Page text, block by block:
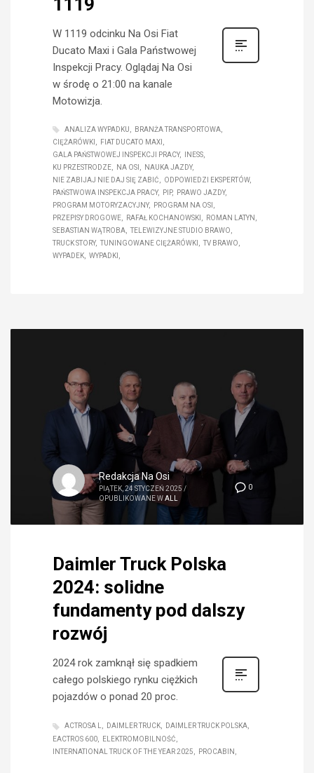
W 1119 odcinku Na Osi Fiat
Ducato Maxi i Gala Państwowej
Inspekcji Pracy. Oglądaj Na Osi
w środę o 21:00 na kanale
Motowizja.
ANALIZA WYPADKU
BRANŻA TRANSPORTOWA
CIĘŻARÓWKI
FIAT DUCATO MAXI
GALA PAŃSTWOWEJ INSPEKCJI PRACY
INESS
KU PRZESTRODZE
NA OSI
NAUKA JAZDY
NIE ZABIJAJ NIE DAJ SIĘ ZABIĆ
ODPOWIEDZI EKSPERTÓW
PAŃSTWOWA INSPEKCJA PRACY
PIP
PRAWO JAZDY
PROGRAM MOTORYZACYJNY
PROGRAM NA OSI
PRZEPISY DROGOWE
RAFAŁ KOCHANOWSKI
ROMAN LATYN
SEBASTIAN WĄTROBA
TELEWIZYJNE STUDIO BRAWO
TRUCK STORY
TUNINGOWANE CIĘŻARÓWKI
TV BRAWO
WYPADEK
WYPADKI
0
Redakcja Na Osi
PIĄTEK, 24 STYCZEŃ 2025 /
OPUBLIKOWANE WALL
Daimler Truck Polska
2024: solidne
fundamenty pod dalszy
rozwój
2024 rok zamknął się spadkiem
całego polskiego rynku ciężkich
pojazdów o ponad 20 proc.
ACTROSA L DAIMLER TRUCK
DAIMLER TRUCK POLSKA
EACTROS 600
ELEKTROMOBILNOŚĆ
INTERNATIONAL TRUCK OF THE YEAR 2025
PROCABIN